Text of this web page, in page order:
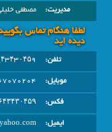
مدیریت: مصطفی
لطفا هنگام تماس
دیده اید
تلفن:
۴٣۴٣۰۴۵٩_۰۶۶
موبایل:
فکس:
ایمیل: